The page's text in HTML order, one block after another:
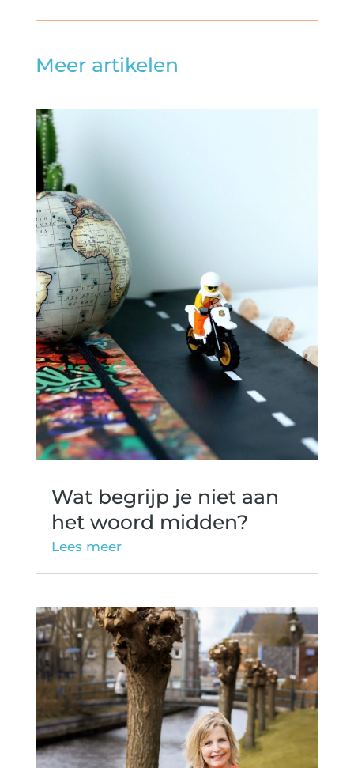
Meer artikelen
Wat begrijp je niet aan
het woord midden?
Lees meer